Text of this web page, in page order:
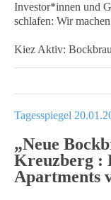
Investor*innen und
schlafen: Wir
Kiez Aktiv:
Tagesspiegel
„Neue
Kreuzberg :
Apartments